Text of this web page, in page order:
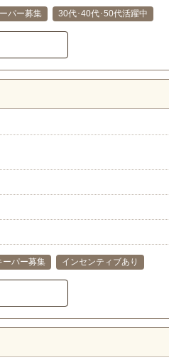
パー募集 30代･40代･50代活躍中
ーパー募集 インセンティブあり